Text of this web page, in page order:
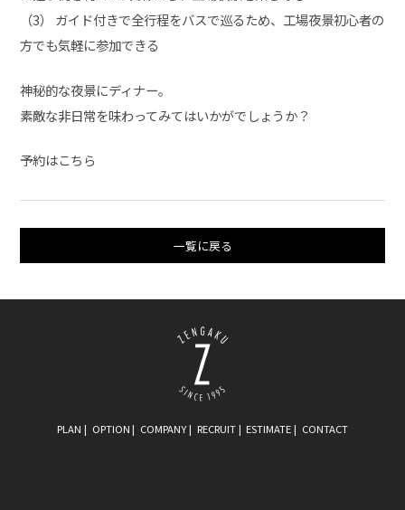
（3） ガイド付きで全行程をバスで巡るため、工場夜景初心者の
方でも気軽に参加できる
神秘的な夜景にディナー。
素敵な非日常を味わってみてはいかがでしょうか？
予約はこちら
一覧に戻る
PLAN OPTION COMPANY RECRUIT ESTIMATE CONTACT